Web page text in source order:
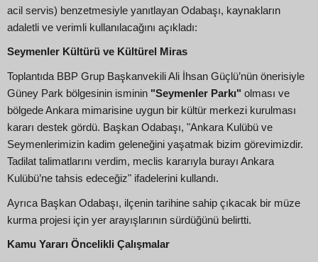
acil servis) benzetmesiyle yanıtlayan Odabaşı, kaynakların
adaletli ve verimli kullanılacağını açıkladı:
Seymenler Kültürü ve Kültürel Miras
Toplantıda BBP Grup Başkanvekili Ali İhsan Güçlü’nün önerisiyle
Güney Park bölgesinin isminin "Seymenler Parkı" olması ve
bölgede Ankara mimarisine uygun bir kültür merkezi kurulması
kararı destek gördü. Başkan Odabaşı, "Ankara Kulübü ve
Seymenlerimizin kadim geleneğini yaşatmak bizim görevimizdir.
Tadilat talimatlarını verdim, meclis kararıyla burayı Ankara
Kulübü’ne tahsis edeceğiz" ifadelerini kullandı.
Ayrıca Başkan Odabaşı, ilçenin tarihine sahip çıkacak bir müze
kurma projesi için yer arayışlarının sürdüğünü belirtti.
Kamu Yararı Öncelikli Çalışmalar